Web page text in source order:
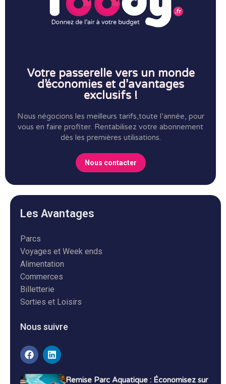
Votre passerelle vers un monde
d’économies et d’avantages
exclusifs !
Nous négocions les meilleurs tarifs,toute l’année, pour
vous en faire profiter. Rentabilisez votre abonnement
dès les premières utilisations.
Nous contacter
Les Avantages
Parcs
Voyages et Week ends
Alimentation
Commerces
Billetterie
Sorties et Loisirs
Nous suivre
Remise Parc Aquatique : Économisez sur